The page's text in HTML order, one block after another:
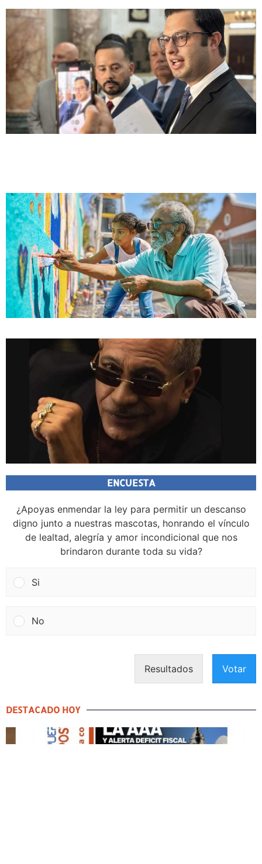
ENCUESTA
¿Apoyas enmendar la ley para permitir un descanso
digno junto a nuestras mascotas, honrando el vínculo
de lealtad, alegría y amor incondicional que nos
brindaron durante toda su vida?
Si
No
Resultados Votar
DESTACADO HOY